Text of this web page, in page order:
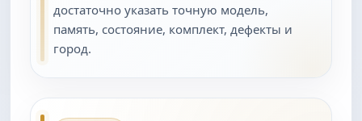
достаточно указать точную модель,
память, состояние, комплект, дефекты и
город.